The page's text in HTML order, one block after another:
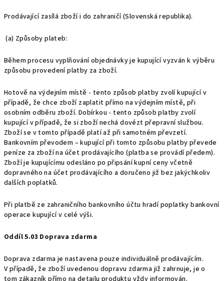
Prodávající zasílá zboží i do zahraničí (Slovenská republika).
(a) Způsoby plateb:
Během procesu vyplňování objednávky je kupující vyzván k výběru
způsobu provedení platby za zboží.
Hotově na výdejním místě - tento způsob platby zvolí kupující v
případě, že chce zboží zaplatit přímo na výdejním místě, při
osobním odběru zboží. Dobírkou - tento způsob platby zvolí
kupující v případě, že si zboží nechá dovézt přepravní službou.
Zboží se v tomto případě platí až při samotném převzetí.
Bankovním převodem – kupující při tomto způsobu platby převede
peníze za zboží na účet prodávajícího (platba se provádí předem).
Zboží je kupujícímu odesláno po připsání kupní ceny včetně
dopravného na účet prodávajícího a doručeno již bez jakýchkoliv
dalších poplatků.
Při platbě ze zahraničního bankovního účtu hradí poplatky bankovní
operace kupující v celé výši.
Oddíl 5.03 Doprava zdarma
Doprava zdarma je nastavena pouze individuálně prodávajícím.
V případě, že zboží uvedenou dopravu zdarma již zahrnuje, je o
tom zákazník přímo na detailu produktu vždy informován.